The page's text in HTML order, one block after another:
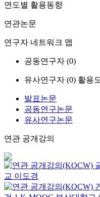
연도별 활용동향
연관논문
연구자 네트워크 맵
공동연구자 (0)
유사연구자 (0) 활용
발표논문
공동연구논문
유사연구논문
연관 공개강의
교 이도경